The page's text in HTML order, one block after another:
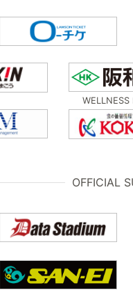
WELLNESS
OFFICIAL